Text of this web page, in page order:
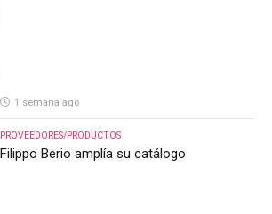
1 semana ago
PROVEEDORES/PRODUCTOS
Filippo Berio amplía su catálogo